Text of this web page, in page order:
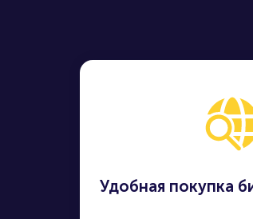
Удобная покупка